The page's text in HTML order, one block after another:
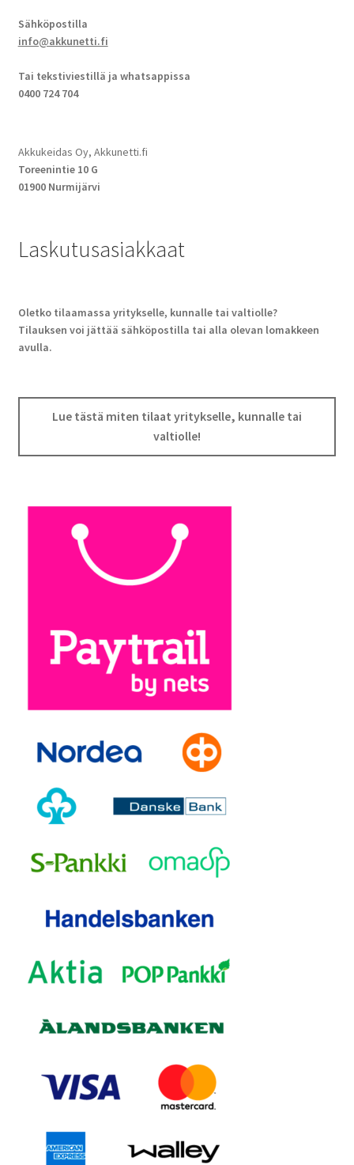
Sähköpostilla
info@akkunetti.fi
Tai tekstiviestillä ja whatsappissa
0400 724 704
Akkukeidas Oy, Akkunetti.fi
Toreenintie 10 G
01900 Nurmijärvi
Laskutusasiakkaat
Oletko tilaamassa yritykselle, kunnalle tai valtiolle?
Tilauksen voi jättää sähköpostilla tai alla olevan lomakkeen
avulla.
Lue tästä miten tilaat yritykselle, kunnalle tai
valtiolle!